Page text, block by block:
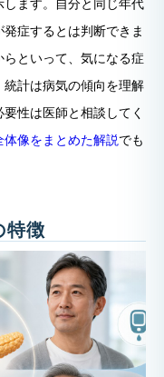
ます。自分と同じ年代
症するとは判断できま
といって、気になる症
計は病気の傾向を理解
性は医師と相談してく
体像をまとめた解説でも
特徴